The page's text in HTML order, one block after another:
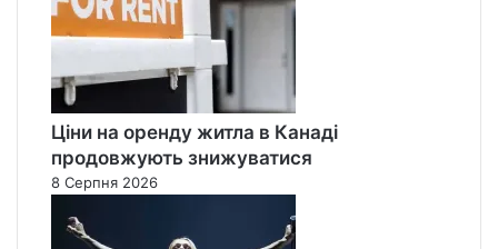
Ціни на оренду житла в Канаді
продовжують знижуватися
8 Серпня 2026